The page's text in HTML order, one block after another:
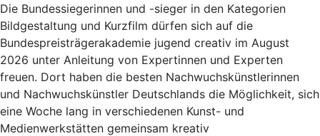
Die Bundessiegerinnen und -sieger in den Kategorien
Bildgestaltung und Kurzfilm dürfen sich auf die
Bundespreisträgerakademie jugend creativ im August
2026 unter Anleitung von Expertinnen und Experten
freuen. Dort haben die besten Nachwuchskünstlerinnen
und Nachwuchskünstler Deutschlands die Möglichkeit, sich
eine Woche lang in verschiedenen Kunst- und
Medienwerkstätten gemeinsam kreativ